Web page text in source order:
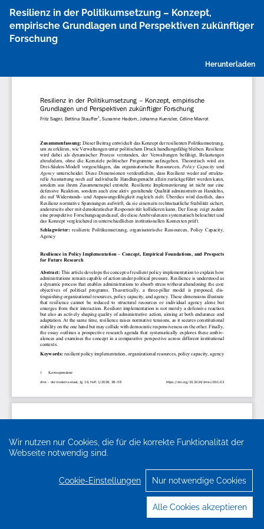
Wir nutzen nur Cookies, die für die korrekte Funktionalität der
Webseite notwendig sind.
Cookie-Einstellungen Nur notwendige Cookies
Alle Cookies akzeptieren
Artikeldetails
zurückkehren
Resilienz in der Politikumsetzung – Konzept,
empirische Grundlagen und Perspektiven zukünftiger
Forschung
Herunterladen